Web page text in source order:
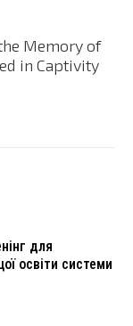
Memory of
in Captivity
для
освіти системи